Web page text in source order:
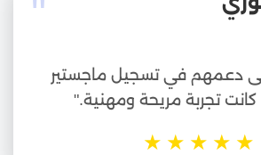
"
دعمهم في تسجيل ماجستير
تجربة مريحة ومهنية."
★
★
★
★
★